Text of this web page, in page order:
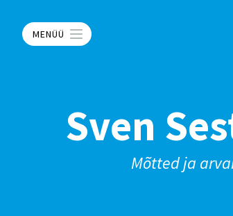
MENÜÜ
Sven
Mõtted ja